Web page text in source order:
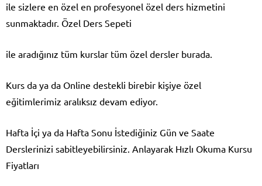
ile sizlere en özel en profesyonel özel ders hizmetini
sunmaktadır. Özel Ders Sepeti
ile aradığınız tüm kurslar tüm özel dersler burada.
Kurs da ya da Online destekli birebir kişiye özel
eğitimlerimiz aralıksız devam ediyor.
Hafta İçi ya da Hafta Sonu İstediğiniz Gün ve Saate
Derslerinizi sabitleyebilirsiniz. Anlayarak Hızlı Okuma Kursu
Fiyatları